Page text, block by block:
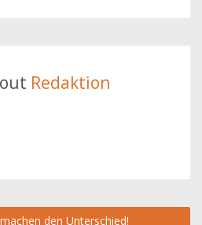
Redaktion
den Unterschied!